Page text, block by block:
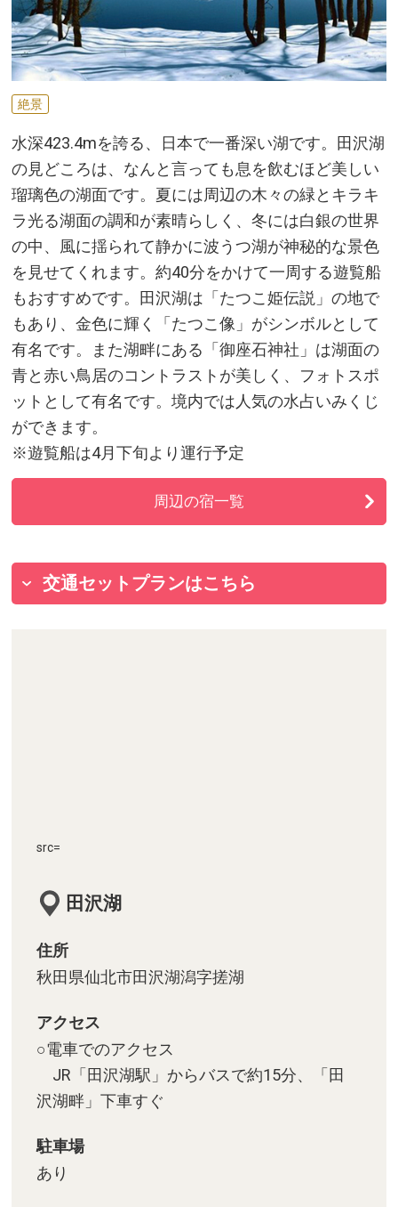
絶景
水深423.4mを誇る、日本で一番深い湖です。田沢湖
の見どころは、なんと言っても息を飲むほど美しい
瑠璃色の湖面です。夏には周辺の木々の緑とキラキ
ラ光る湖面の調和が素晴らしく、冬には白銀の世界
の中、風に揺られて静かに波うつ湖が神秘的な景色
を見せてくれます。約40分をかけて一周する遊覧船
もおすすめです。田沢湖は「たつこ姫伝説」の地で
もあり、金色に輝く「たつこ像」がシンボルとして
有名です。また湖畔にある「御座石神社」は湖面の
青と赤い鳥居のコントラストが美しく、フォトスポ
ットとして有名です。境内では人気の水占いみくじ
ができます。
※遊覧船は4月下旬より運行予定
周辺の宿一覧
交通セットプランはこちら
src=
田沢湖
住所
秋田県仙北市田沢湖潟字搓湖
アクセス
○電車でのアクセス
JR「田沢湖駅」からバスで約15分、「田
沢湖畔」下車すぐ
駐車場
あり